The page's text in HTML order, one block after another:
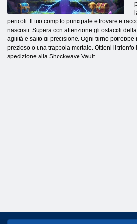
pericoli. Il tuo compito principale è trovare e
nascosti. Supera con attenzione gli ostacoli
agilità e salto di precisione. Ogni turno potrebbe
prezioso o una trappola mortale. Ottieni il trionfo
spedizione alla Shockwave Vault.